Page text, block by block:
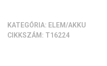
KATEGÓRIA: ELEM/AKKU
CIKKSZÁM: T16224